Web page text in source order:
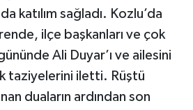
katılım sağladı. Kozlu’da
ilçe başkanları ve çok
Ali Duyar’ı ve ailesini
taziyelerini iletti. Rüştü
duaların ardından son